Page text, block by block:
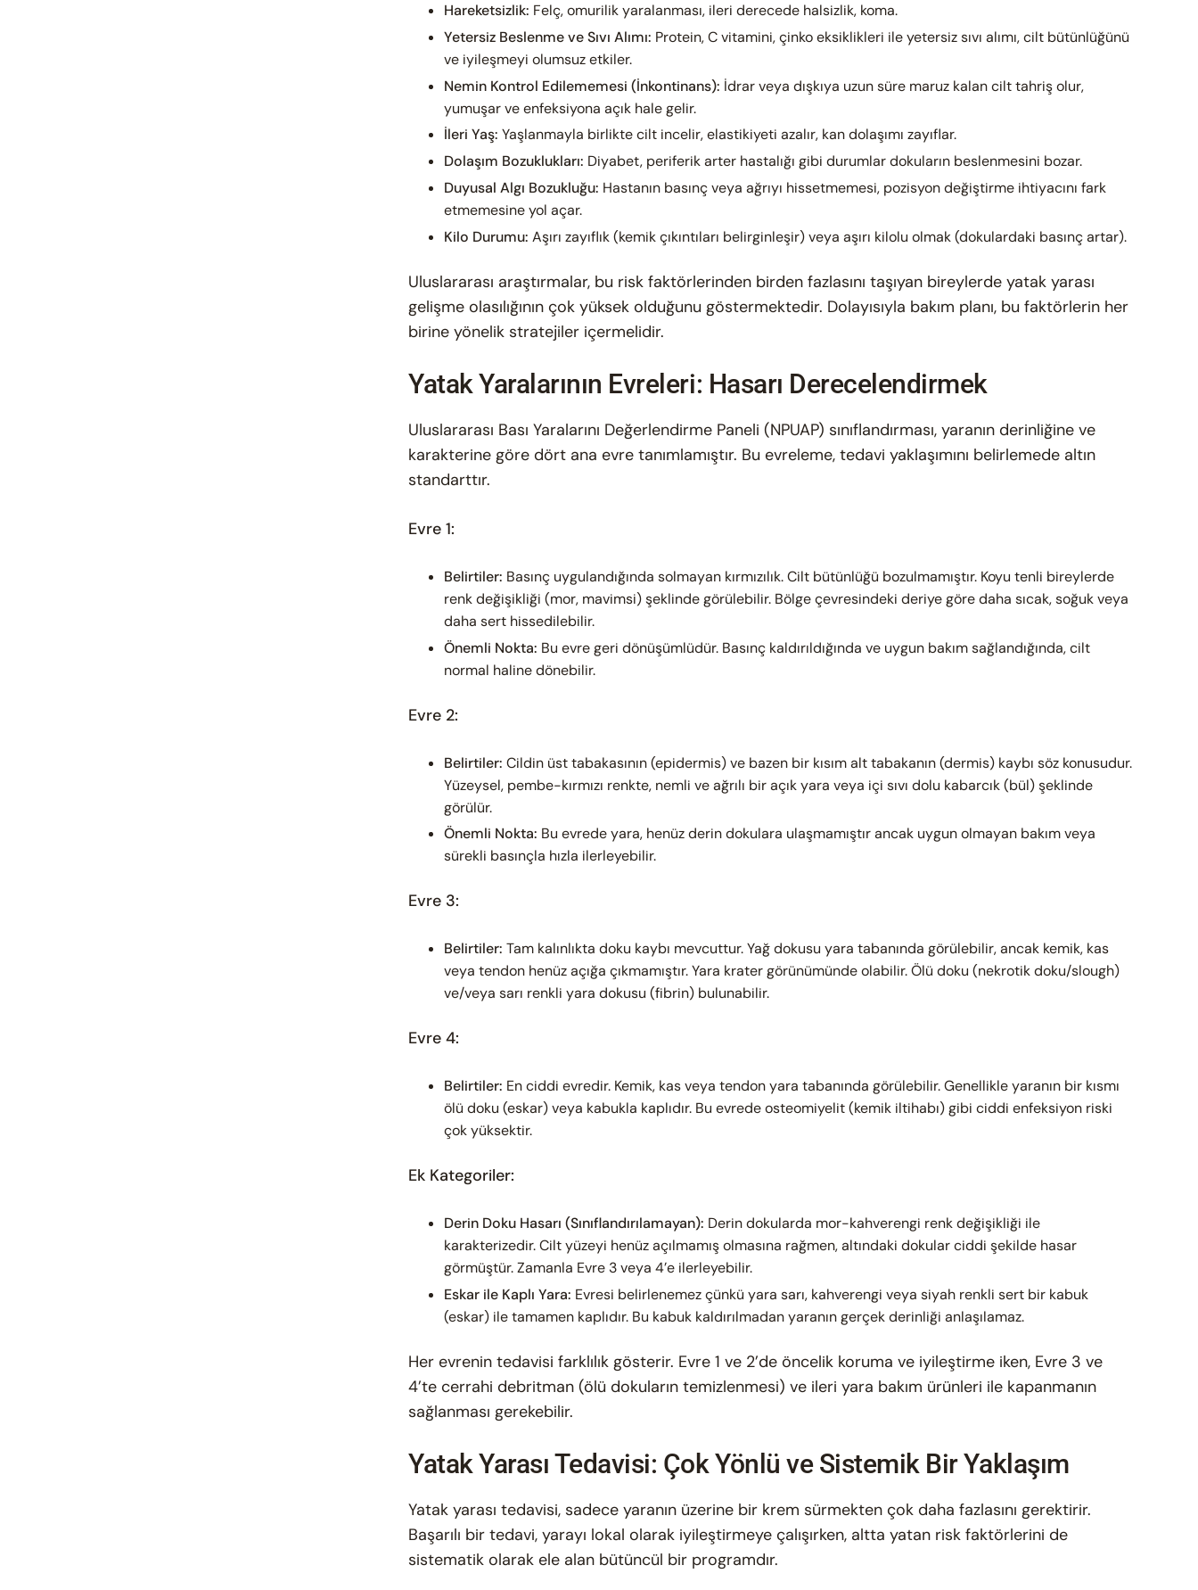
Hareketsizlik: Felç, omurilik yaralanması, ileri derecede halsizlik, koma.
Yetersiz Beslenme ve Sıvı Alımı: Protein, C vitamini, çinko eksiklikleri ile yetersiz sıvı alımı, cilt bütünlüğünü
ve iyileşmeyi olumsuz etkiler.
Nemin Kontrol Edilememesi (İnkontinans): İdrar veya dışkıya uzun süre maruz kalan cilt tahriş olur,
yumuşar ve enfeksiyona açık hale gelir.
İleri Yaş: Yaşlanmayla birlikte cilt incelir, elastikiyeti azalır, kan dolaşımı zayıflar.
Dolaşım Bozuklukları: Diyabet, periferik arter hastalığı gibi durumlar dokuların beslenmesini bozar.
Duyusal Algı Bozukluğu: Hastanın basınç veya ağrıyı hissetmemesi, pozisyon değiştirme ihtiyacını fark
etmemesine yol açar.
Kilo Durumu: Aşırı zayıflık (kemik çıkıntıları belirginleşir) veya aşırı kilolu olmak (dokulardaki basınç artar).
Uluslararası araştırmalar, bu risk faktörlerinden birden fazlasını taşıyan bireylerde yatak yarası
gelişme olasılığının çok yüksek olduğunu göstermektedir. Dolayısıyla bakım planı, bu faktörlerin her
birine yönelik stratejiler içermelidir.
Yatak Yaralarının Evreleri: Hasarı Derecelendirmek
Uluslararası Bası Yaralarını Değerlendirme Paneli (NPUAP) sınıflandırması, yaranın derinliğine ve
karakterine göre dört ana evre tanımlamıştır. Bu evreleme, tedavi yaklaşımını belirlemede altın
standarttır.
Evre 1:
Belirtiler: Basınç uygulandığında solmayan kırmızılık. Cilt bütünlüğü bozulmamıştır. Koyu tenli bireylerde
renk değişikliği (mor, mavimsi) şeklinde görülebilir. Bölge çevresindeki deriye göre daha sıcak, soğuk veya
daha sert hissedilebilir.
Önemli Nokta: Bu evre geri dönüşümlüdür. Basınç kaldırıldığında ve uygun bakım sağlandığında, cilt
normal haline dönebilir.
Evre 2:
Belirtiler: Cildin üst tabakasının (epidermis) ve bazen bir kısım alt tabakanın (dermis) kaybı söz konusudur.
Yüzeysel, pembe-kırmızı renkte, nemli ve ağrılı bir açık yara veya içi sıvı dolu kabarcık (bül) şeklinde
görülür.
Önemli Nokta: Bu evrede yara, henüz derin dokulara ulaşmamıştır ancak uygun olmayan bakım veya
sürekli basınçla hızla ilerleyebilir.
Evre 3:
Belirtiler: Tam kalınlıkta doku kaybı mevcuttur. Yağ dokusu yara tabanında görülebilir, ancak kemik, kas
veya tendon henüz açığa çıkmamıştır. Yara krater görünümünde olabilir. Ölü doku (nekrotik doku/slough)
ve/veya sarı renkli yara dokusu (fibrin) bulunabilir.
Evre 4:
Belirtiler: En ciddi evredir. Kemik, kas veya tendon yara tabanında görülebilir. Genellikle yaranın bir kısmı
ölü doku (eskar) veya kabukla kaplıdır. Bu evrede osteomiyelit (kemik iltihabı) gibi ciddi enfeksiyon riski
çok yüksektir.
Ek Kategoriler:
Derin Doku Hasarı (Sınıflandırılamayan): Derin dokularda mor-kahverengi renk değişikliği ile
karakterizedir. Cilt yüzeyi henüz açılmamış olmasına rağmen, altındaki dokular ciddi şekilde hasar
görmüştür. Zamanla Evre 3 veya 4’e ilerleyebilir.
Eskar ile Kaplı Yara: Evresi belirlenemez çünkü yara sarı, kahverengi veya siyah renkli sert bir kabuk
(eskar) ile tamamen kaplıdır. Bu kabuk kaldırılmadan yaranın gerçek derinliği anlaşılamaz.
Her evrenin tedavisi farklılık gösterir. Evre 1 ve 2’de öncelik koruma ve iyileştirme iken, Evre 3 ve
4’te cerrahi debritman (ölü dokuların temizlenmesi) ve ileri yara bakım ürünleri ile kapanmanın
sağlanması gerekebilir.
Yatak Yarası Tedavisi: Çok Yönlü ve Sistemik Bir Yaklaşım
Yatak yarası tedavisi, sadece yaranın üzerine bir krem sürmekten çok daha fazlasını gerektirir.
Başarılı bir tedavi, yarayı lokal olarak iyileştirmeye çalışırken, altta yatan risk faktörlerini de
sistematik olarak ele alan bütüncül bir programdır.